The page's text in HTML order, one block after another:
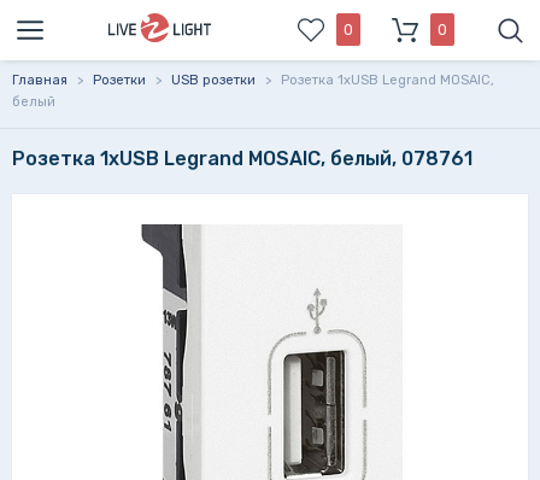
0 0
Главная > Розетки > USB розетки >
Розетка 1xUSB Legrand MOSAIC,
белый
Розетка 1xUSB Legrand MOSAIC, белый, 078761